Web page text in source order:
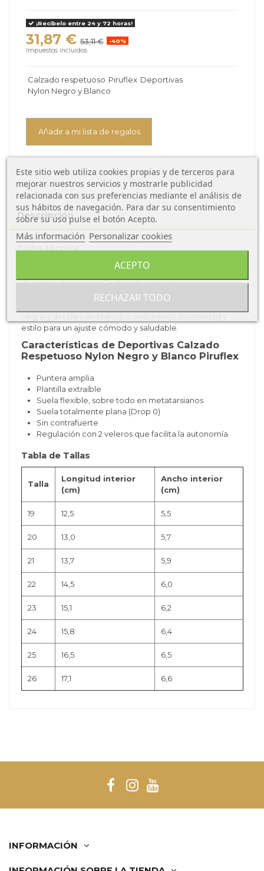
¡Recíbelo entre 24 y 72 horas!
31,87 € 53,11 € -40%
Impuestos incluidos
Calzado respetuoso Piruflex Deportivas
Nylon Negro y Blanco
Añadir a mi lista de regalos
Descripción
Ficha técnica
Zapatillas deportivas Piruflex de calzado respetuoso, con
suela flexible, puntera amplia, plantilla extrapole y cierre
estilo para un ajuste cómodo y saludable.
Características de Deportivas Calzado
Respetuoso Nylon Negro y Blanco Piruflex
Puntera amplia
Plantilla extraíble
Suela flexible, sobre todo en metatarsianos
Suela totalmente plana (Drop 0)
Sin contrafuerte
Regulación con 2 veleros que facilita la autonomía
Tabla de Tallas
Talla
Longitud interior
(cm)
Ancho interior
(cm)
19 12,5 5,5
20 13,0 5,7
21 13,7 5,9
22 14,5 6,0
23 15,1 6,2
24 15,8 6,4
25 16,5 6,5
26 17,1 6,6
INFORMACIÓN
Este sitio web utiliza cookies propias y de terceros para
mejorar nuestros servicios y mostrarle publicidad
relacionada con sus preferencias mediante el análisis de
sus hábitos de navegación. Para dar su consentimiento
sobre su uso pulse el botón Acepto.
Más información Personalizar cookies
RECHAZAR TODO
ACEPTO